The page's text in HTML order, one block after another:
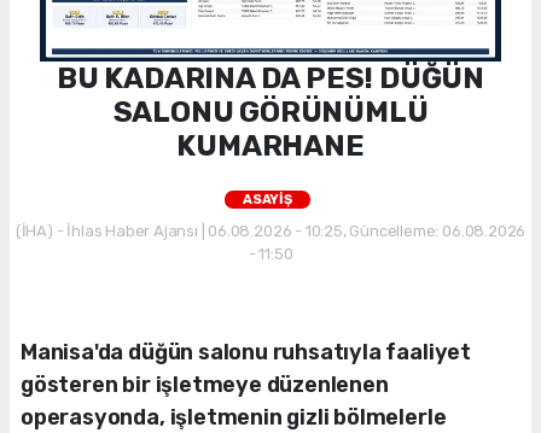
BU KADARINA DA PES! DÜĞÜN
SALONU GÖRÜNÜMLÜ
KUMARHANE
ASAYİŞ
(İHA) - İhlas Haber Ajansı | 06.08.2026 - 10:25, Güncelleme: 06.08.2026
- 11:50
Manisa'da düğün salonu ruhsatıyla faaliyet
gösteren bir işletmeye düzenlenen
operasyonda, işletmenin gizli bölmelerle